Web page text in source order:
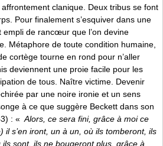
clanique. Deux tribus se font
Pour finalement s’esquiver dans une
empli de rancœur que l’on devine
Métaphore de toute condition humaine,
cortège tourne en rond pour n’aller
deviennent une proie facile pour les
de tous. Naître victime. Devenir
par une noire ironie et un sens
à ce que suggère Beckett dans son
: « Alors, ce sera fini, grâce à moi ce
il s’en iront, un à un, où ils tomberont, ils
sont, ils ne bougeront plus, grâce à